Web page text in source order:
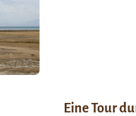
Eine Tour